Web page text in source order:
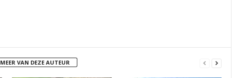
MEER VAN DEZE AUTEUR